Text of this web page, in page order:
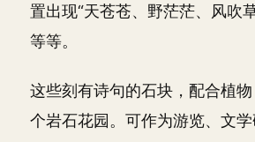
置出现“天苍苍、野茫茫、风吹
等等。
这些刻有诗句的石块，配合植
个岩石花园。可作为游览、文学